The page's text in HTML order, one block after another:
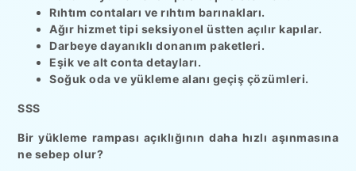
Rıhtım contaları ve rıhtım barınakları.
Ağır hizmet tipi seksiyonel üstten açılır kapılar.
Darbeye dayanıklı donanım paketleri.
Eşik ve alt conta detayları.
Soğuk oda ve yükleme alanı geçiş çözümleri.
SSS
Bir yükleme rampası açıklığının daha hızlı aşınmasına
ne sebep olur?